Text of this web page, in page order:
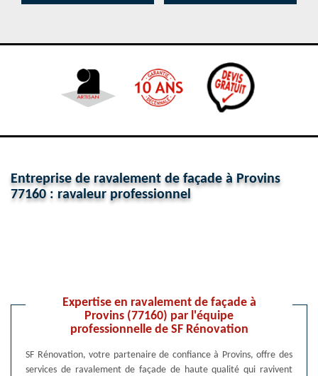
Entreprise de ravalement de façade à Provins
77160 : ravaleur professionnel
Expertise en ravalement de façade à
Provins (77160) par l'équipe
professionnelle de SF Rénovation
SF Rénovation, votre partenaire de confiance à Provins, offre des
services de ravalement de façade de haute qualité qui ravivent